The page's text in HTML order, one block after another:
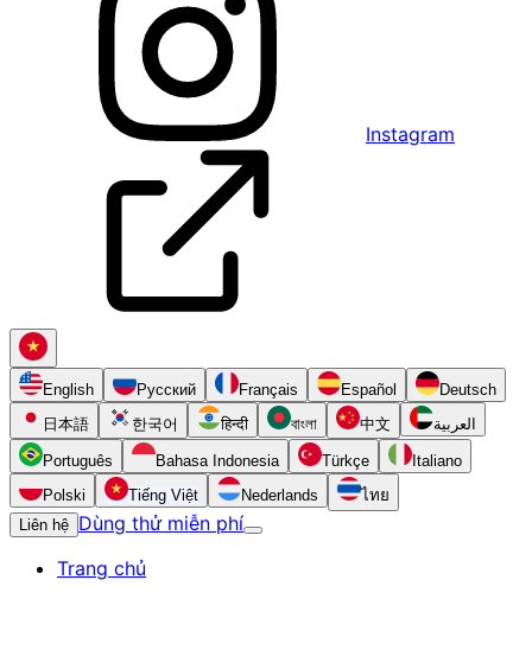
Instagram
English Русский Français Español
Deutsch
日本語
한국어 हिन्दी বাংলা 中文 العربية
Português Bahasa Indonesia Türkçe
Italiano
Polski
Tiếng Việt Nederlands
ไทย
Liên hệ Dùng thử miễn phí
Trang chủ